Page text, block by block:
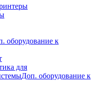
оборудование к
для
Доп. оборудование к